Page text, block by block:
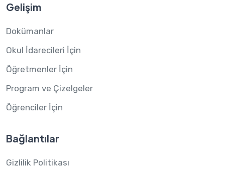
Gelişim
Dokümanlar
Okul İdarecileri İçin
Öğretmenler İçin
Program ve Çizelgeler
Öğrenciler İçin
Bağlantılar
Gizlilik Politikası